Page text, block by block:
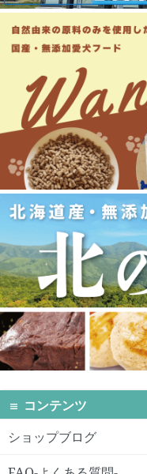
コンテンツ
ショップブログ